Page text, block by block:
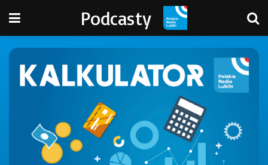
Podcasty